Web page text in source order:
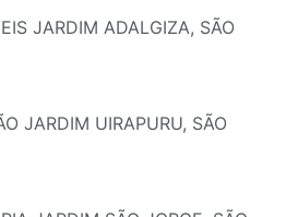
JARDIM ADALGIZA, SÃO
JARDIM UIRAPURU, SÃO